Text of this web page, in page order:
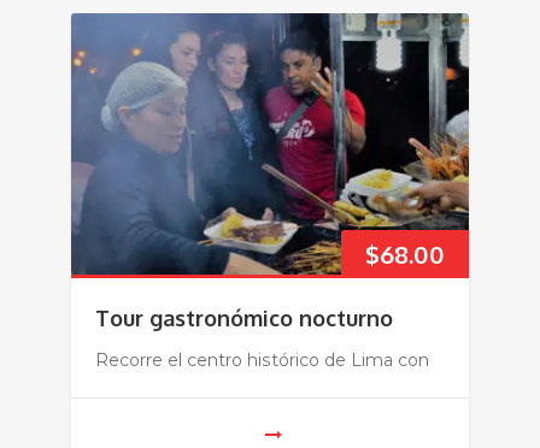
$68.00
Tour gastronómico nocturno
Recorre el centro histórico de Lima con